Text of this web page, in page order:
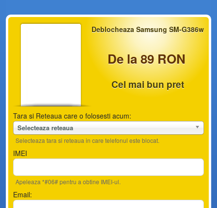
Deblocheaza Samsung SM-G386w
De la 89 RON
Cel mai bun pret
Tara si Reteaua care o folosesti acum:
Selecteaza reteaua
Selecteaza tara si reteaua in care telefonul este blocat.
IMEI
Apeleaza *#06# pentru a obtine IMEI-ul.
Email: